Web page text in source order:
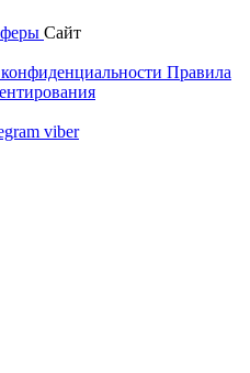
Сайт
Правила
viber